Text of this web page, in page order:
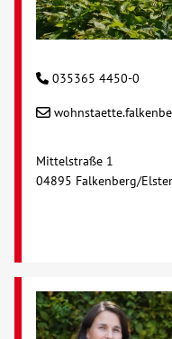
035365 4450-0
Mittelstraße 1
04895 Falkenberg/Elster